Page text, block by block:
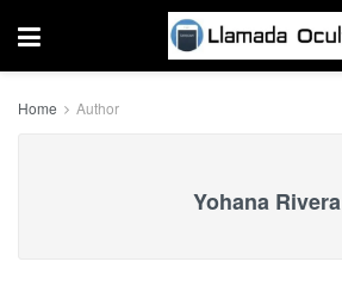
Home Author
Yohana Rivera